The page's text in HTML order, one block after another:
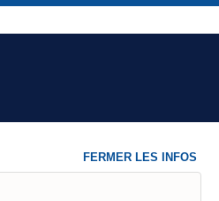
FERMER LES INFOS